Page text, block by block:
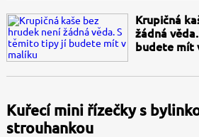
Krupičná
žádná
budete mít
Kuřecí mini řízečky s
strouhankou